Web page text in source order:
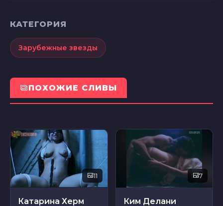
КАТЕГОРИЯ
Зарубежные звезды
ПОХОЖИЕ СЛИВЫ
11
Катарина Херм
7
Ким Делани